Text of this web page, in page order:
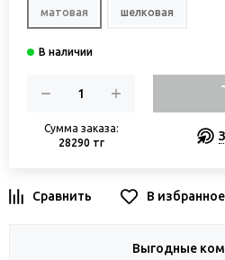
матовая шелковая
Сумма заказа:
28290 тг
В избранное
Выгодные